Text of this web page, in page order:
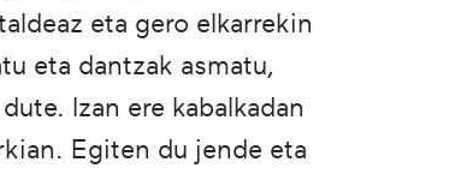
eta gero elkarrekin
eta dantzak asmatu,
Izan ere kabalkadan
Egiten du jende eta